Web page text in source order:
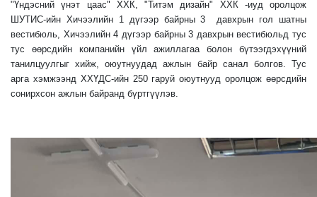
"Үндэсний үнэт цаас" ХХК, "Титэм дизайн" ХХК -иуд оролцож
ШУТИС-ийн Хичээлийн 1 дүгээр байрны 3 давхрын гол шатны
вестибюль, Хичээлийн 4 дүгээр байрны 3 давхрын вестибюльд тус
тус өөрсдийн компанийн үйл ажиллагаа болон бүтээгдэхүүний
танилцуулгыг хийж, оюутнуудад ажлын байр санал болгов. Тус
арга хэмжээнд ХХҮДС-ийн 250 гаруй оюутнууд оролцож өөрсдийн
сонирхсон ажлын байранд бүртгүүлэв.